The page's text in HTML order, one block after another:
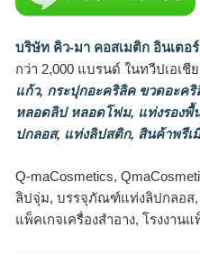
บริษัท คิว-มา คอสเมติก อินเตอ
กว่า 2,000 แบรนด์ ในทวีปเอเ
แก้ว, กระปุกอะคริลิค ขวดอะคริ
หลอดลิป หลอดโฟม, แท่งรองพื้
ปกลอส, แท่งลิปสติก, สินค้าพรีเ
Q-maCosmetics,
ลิปจุ่ม, บรรจุภัณฑ์แท่งลิปกลอส,
แพ็คเกจเครื่องสำอาง, โรงงาน